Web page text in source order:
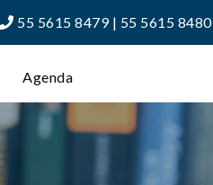
55 5615 8479 | 55 5615 8480
Agenda